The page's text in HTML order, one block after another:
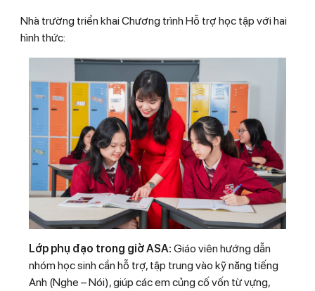
Nhà trường triển khai Chương trình Hỗ trợ học tập với hai
hình thức:
Lớp phụ đạo trong giờ ASA: Giáo viên hướng dẫn
nhóm học sinh cần hỗ trợ, tập trung vào kỹ năng tiếng
Anh (Nghe – Nói), giúp các em củng cố vốn từ vựng,